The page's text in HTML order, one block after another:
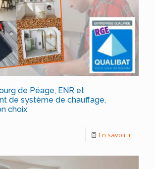
de Péage, ENR et
de système de chauffage,
choix
En savoir +